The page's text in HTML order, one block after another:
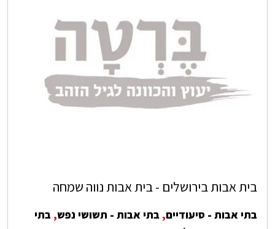
בית אבות בירושלים - בית אבות נווה שמחה
בתי אבות - סיעודיים, בתי אבות - תשושי נפש, בתי